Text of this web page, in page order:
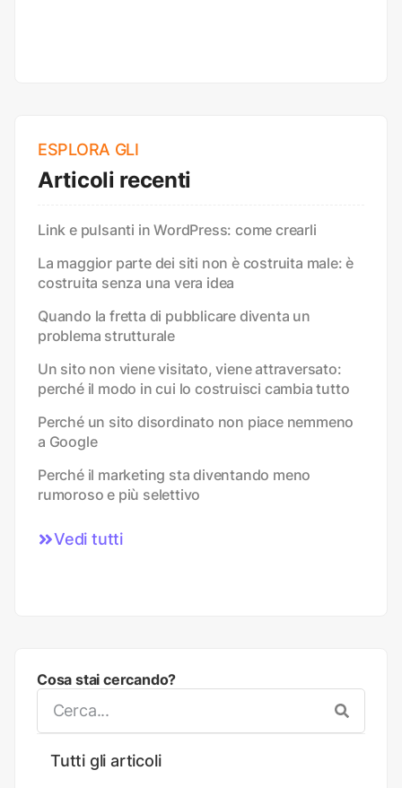
ESPLORA GLI
Articoli recenti
Link e pulsanti in WordPress: come crearli
La maggior parte dei siti non è costruita male: è
costruita senza una vera idea
Quando la fretta di pubblicare diventa un
problema strutturale
Un sito non viene visitato, viene attraversato:
perché il modo in cui lo costruisci cambia tutto
Perché un sito disordinato non piace nemmeno
a Google
Perché il marketing sta diventando meno
rumoroso e più selettivo
Vedi tutti
Cosa stai cercando?
Tutti gli articoli